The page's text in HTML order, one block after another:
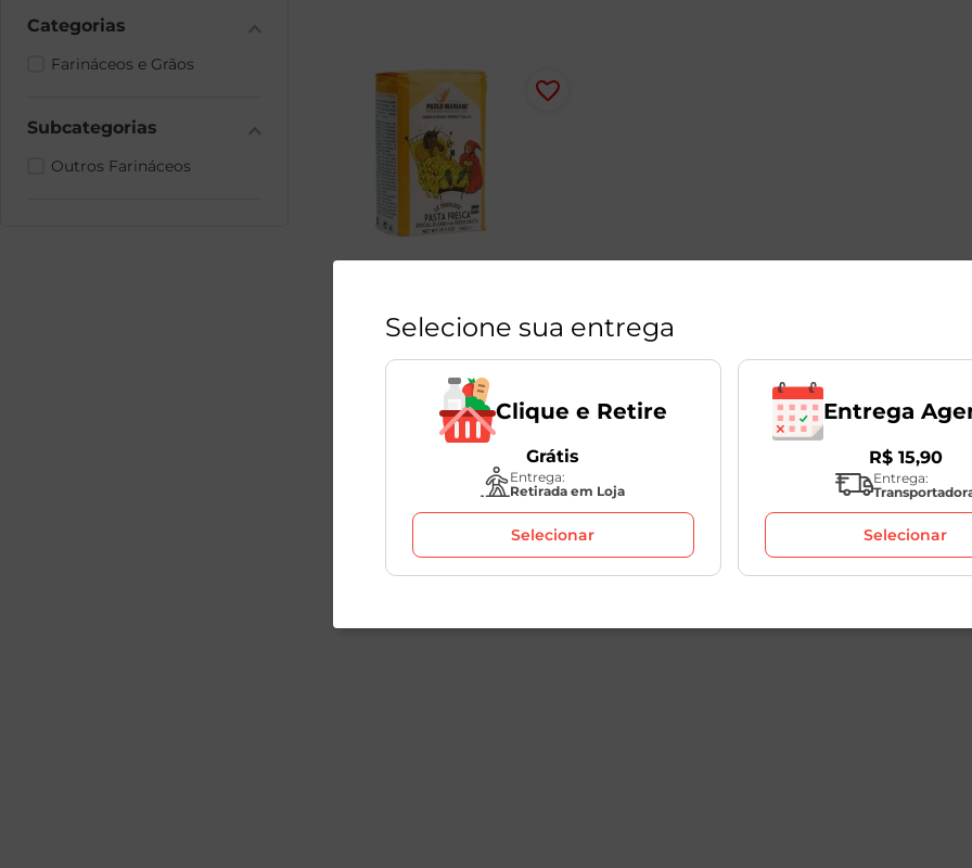
Farináceos e Grãos
Outros Farináceos
Produto Indisponível
UnidadeSelecione sua entrega
Clique e Retire
Grátis
Entrega:
Retirada em Loja
Selecionar
Entrega
R$ 15,90
Entrega:
Selecionar